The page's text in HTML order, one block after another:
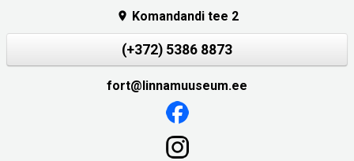
 Komandandi tee 2
(+372) 5386 8873
fort@linnamuuseum.ee